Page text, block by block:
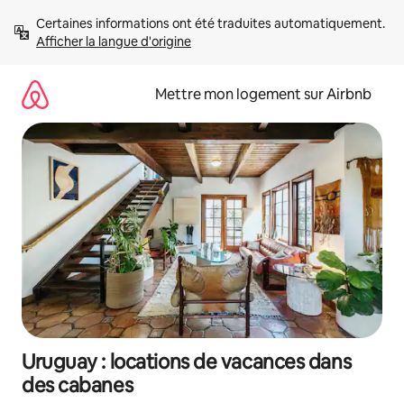
directement
Afficher la langue d'origine
Mettre mon logement sur Airbnb
Uruguay : locations de vacances dans
des cabanes